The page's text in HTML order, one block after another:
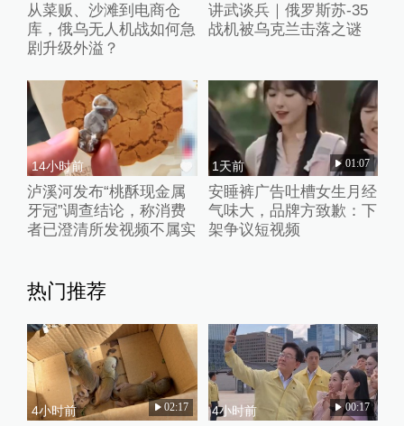
从菜贩、沙滩到电商仓
库，俄乌无人机战如何急
剧升级外溢？
讲武谈兵｜俄罗斯苏-35
战机被乌克兰击落之谜
14小时前
泸溪河发布“桃酥现金属
牙冠”调查结论，称消费
者已澄清所发视频不属实
1天前 01:07
安睡裤广告吐槽女生月经
气味大，品牌方致歉：下
架争议短视频
热门推荐
4小时前 02:17 4小时前 00:17